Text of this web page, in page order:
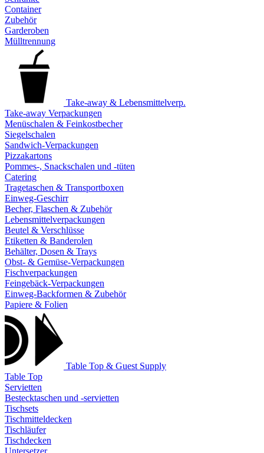
Container
Zubehör
Garderoben
Mülltrennung
Take-away & Lebensmittelverp.
Take-away Verpackungen
Menüschalen & Feinkostbecher
Siegelschalen
Sandwich-Verpackungen
Pizzakartons
Pommes-, Snackschalen und -tüten
Catering
Tragetaschen & Transportboxen
Einweg-Geschirr
Becher, Flaschen & Zubehör
Lebensmittelverpackungen
Beutel & Verschlüsse
Etiketten & Banderolen
Behälter, Dosen & Trays
Obst- & Gemüse-Verpackungen
Fischverpackungen
Feingebäck-Verpackungen
Einweg-Backformen & Zubehör
Papiere & Folien
Table Top & Guest Supply
Table Top
Servietten
Bestecktaschen und -servietten
Tischsets
Tischmitteldecken
Tischläufer
Tischdecken